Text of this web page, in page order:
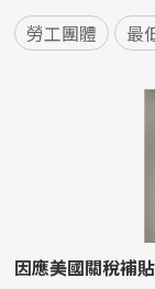
勞工團體 最
因應美國關稅補